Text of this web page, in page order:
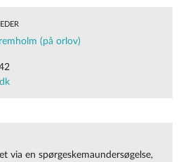
(på orlov)
via en spørgeskemaundersøgelse,